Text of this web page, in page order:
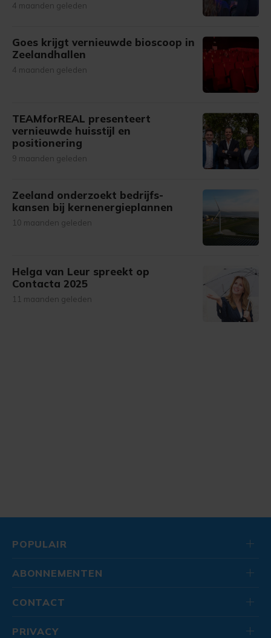
4 maanden geleden
Goes krijgt vernieuwde bioscoop in
Zeelandhallen
4 maanden geleden
TEAMforREAL presenteert
vernieuwde huisstijl en
positionering
9 maanden geleden
Zeeland onderzoekt bedrijfs­
kansen bij kernenergieplannen
10 maanden geleden
Helga van Leur spreekt op
Contacta 2025
11 maanden geleden
POPULAIR
ABONNEMENTEN
CONTACT
PRIVACY